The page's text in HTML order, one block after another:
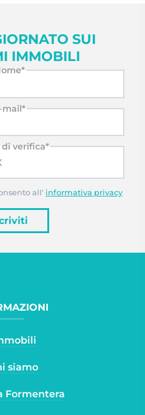
SUI
IMMOBILI
mail*
di verifica*
all' informativa privacy
siamo
Formentera